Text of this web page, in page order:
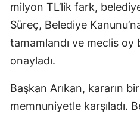
milyon TL’lik fark,
Süreç, Belediye
tamamlandı ve meclis oy
onayladı.
Başkan Arıkan, kararın
memnuniyetle karşıladı.